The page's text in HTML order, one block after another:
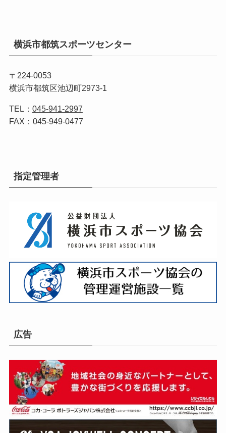
横浜市都筑スポーツセンター
〒224-0053
横浜市都筑区池辺町2973-1
TEL： 045-941-2997
FAX：045-949-0477
指定管理者
広告